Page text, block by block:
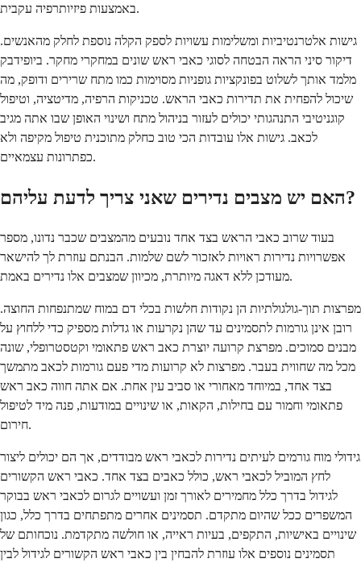
באמצעות פיזיותרפיה עקבית.
גישות אלטרנטיביות ומשלימות עשויות לספק הקלה נוספת לחלק מהאנשים.
דיקור סיני הראה הבטחה לסוגי כאבי ראש שונים במחקרי מחקר. ביופידבק
מלמד אותך לשלוט בפונקציות גופניות מסוימות כמו מתח שרירים ודופק, מה
שיכול להפחית את תדירות כאבי הראש. טכניקות הרפיה, מדיטציה, וטיפול
קוגניטיבי התנהגותי יכולים לעזור בניהול מתח ושינוי האופן שבו אתה מגיב
לכאב. גישות אלו עובדות הכי טוב כחלק מתוכנית טיפול מקיפה ולא
כפתרונות עצמאיים.
האם יש מצבים נדירים שאני צריך לדעת עליהם?
בעוד שרוב כאבי הראש בצד אחד נובעים מהמצבים שכבר נדונו, מספר
אפשרויות נדירות ראויות לאזכור לשם שלמות. הבנתם עוזרת לך להישאר
מעודכן ללא דאגה מיותרת, מכיוון שמצבים אלו נדירים באמת.
מפרצות תוך-גולגולתיות הן נקודות חלשות בכלי דם במוח שמתנפחות החוצה.
רובן אינן גורמות לתסמינים עד שהן נקרעות או גדלות מספיק כדי ללחוץ על
מבנים סמוכים. מפרצת קרועה יוצרת כאב ראש פתאומי וקטסטרופלי, שונה
מכל מה שחווית בעבר. מפרצות לא קרועות מדי פעם גורמות לכאב מתמשך
בצד אחד, במיוחד מאחורי או סביב עין אחת. אם אתה חווה כאב ראש
פתאומי וחמור עם בחילות, הקאות, או שינויים במודעות, פנה מיד לטיפול
חירום.
גידולי מוח גורמים לעיתים נדירות לכאבי ראש מבודדים, אך הם יכולים ליצור
לחץ המוביל לכאבי ראש, כולל כאבים בצד אחד. כאבי ראש הקשורים
לגידול בדרך כלל מחמירים לאורך זמן ועשויים לגרום לכאבי ראש בבוקר
המשפרים ככל שהיום מתקדם. תסמינים אחרים מתפתחים בדרך כלל, כגון
שינויים באישיות, התקפים, בעיות ראייה, או חולשה מתקדמת. נוכחותם של
תסמינים נוספים אלו עוזרת להבחין בין כאבי ראש הקשורים לגידול לבין